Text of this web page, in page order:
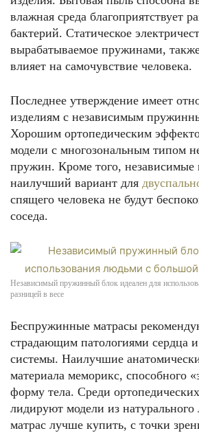
влажная среда благоприятствует
бактерий. Статическое
вырабатываемое пружинами,
влияет на самочувствие человека.
Последнее утверждение имеет
изделиям с независимым
Хорошим ортопедическим
модели с многозональным типом
пружин. Кроме того,
наилучший вариант для
спящего человека не будут
соседа.
Независимый пружинный блок идеален для
разницей в весе
Беспружинные матрасы
страдающим патологиями сердца
системы. Наилучшие
материала меморикс, способного
форму тела. Среди
лидируют модели из натурального
матрас лучше купить, с точки